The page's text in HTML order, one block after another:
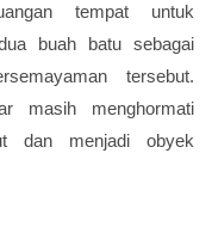
tempat untuk
buah batu sebagai
tersebut.
masih menghormati
dan menjadi obyek